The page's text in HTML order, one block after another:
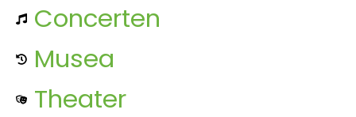
Concerten
Musea
Theater